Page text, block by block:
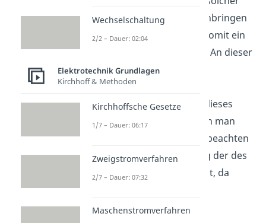
Außenelektronen. Beim Einbringen
in das Siliziumgitter fehlt somit ein
Elektron für eine Bindung. An dieser
Stelle erhält man ein
Defektelektron. Wie oben
beschrieben, verhält sich dieses
Loch wie ein Elektron wenn man
eine Spannung anlegt. Zu beachten
ist, dass die Stromrichtung der des
Elektrons entgegensetzt ist, da
Wechselschaltung
2/2 – Dauer: 02:04
Elektrotechnik Grundlagen
Kirchhoff & Methoden
Kirchhoffsche Gesetze
1/7 – Dauer: 06:17
Zweigstromverfahren
2/7 – Dauer: 07:32
Maschenstromverfahren